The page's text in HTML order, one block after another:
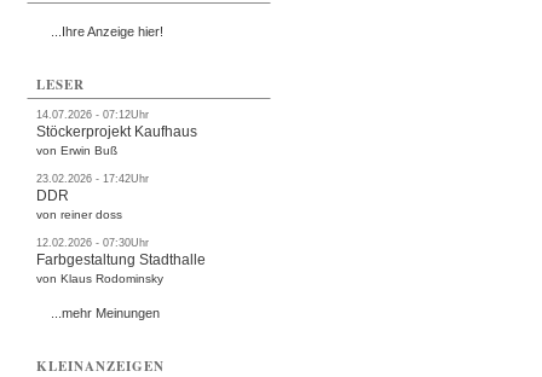
...Ihre Anzeige hier!
LESER
14.07.2026 - 07:12Uhr
Stöckerprojekt Kaufhaus
von Erwin Buß
23.02.2026 - 17:42Uhr
DDR
von reiner doss
12.02.2026 - 07:30Uhr
Farbgestaltung Stadthalle
von Klaus Rodominsky
...mehr Meinungen
KLEINANZEIGEN